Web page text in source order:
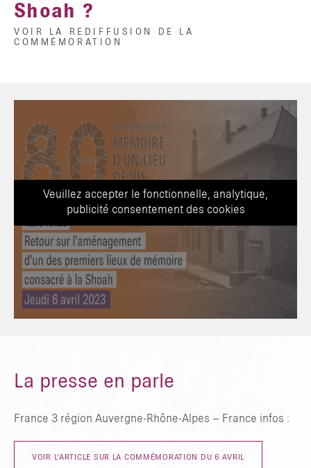
Shoah ?
VOIR LA REDIFFUSION DE LA
COMMÉMORATION
Veuillez accepter le fonctionnelle, analytique,
publicité consentement des cookies
La presse en parle
France 3 région Auvergne-Rhône-Alpes – France infos :
VOIR L’ARTICLE SUR LA COMMÉMORATION DU 6 AVRIL